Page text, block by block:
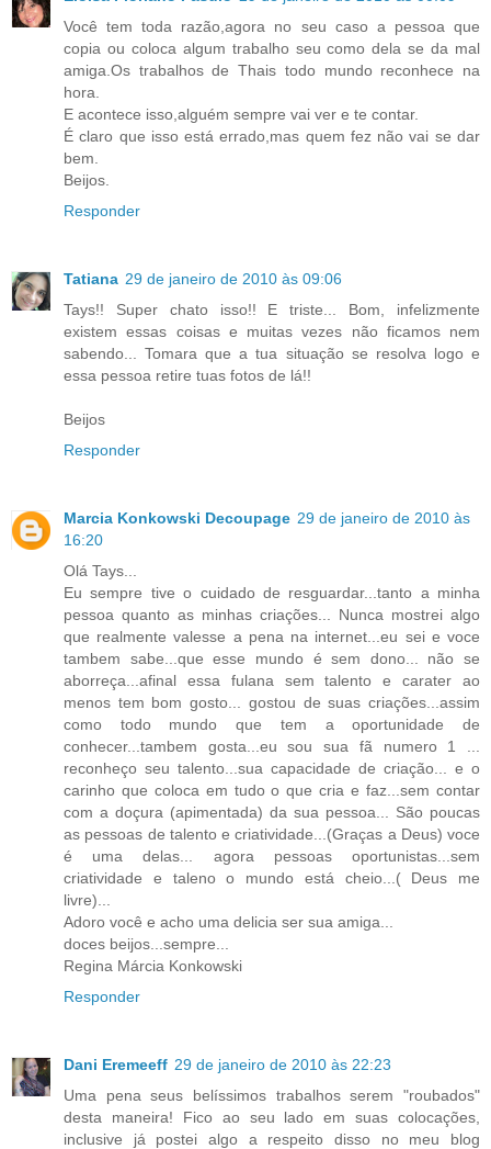
Você tem toda razão,agora no seu caso a pessoa que
copia ou coloca algum trabalho seu como dela se da mal
amiga.Os trabalhos de Thais todo mundo reconhece na
hora.
E acontece isso,alguém sempre vai ver e te contar.
É claro que isso está errado,mas quem fez não vai se dar
bem.
Beijos.
Responder
Tatiana 29 de janeiro de 2010 às 09:06
Tays!! Super chato isso!! E triste... Bom, infelizmente
existem essas coisas e muitas vezes não ficamos nem
sabendo... Tomara que a tua situação se resolva logo e
essa pessoa retire tuas fotos de lá!!
Beijos
Responder
Marcia Konkowski Decoupage 29 de janeiro de 2010 às
16:20
Olá Tays...
Eu sempre tive o cuidado de resguardar...tanto a minha
pessoa quanto as minhas criações... Nunca mostrei algo
que realmente valesse a pena na internet...eu sei e voce
tambem sabe...que esse mundo é sem dono... não se
aborreça...afinal essa fulana sem talento e carater ao
menos tem bom gosto... gostou de suas criações...assim
como todo mundo que tem a oportunidade de
conhecer...tambem gosta...eu sou sua fã numero 1 ...
reconheço seu talento...sua capacidade de criação... e o
carinho que coloca em tudo o que cria e faz...sem contar
com a doçura (apimentada) da sua pessoa... São poucas
as pessoas de talento e criatividade...(Graças a Deus) voce
é uma delas... agora pessoas oportunistas...sem
criatividade e taleno o mundo está cheio...( Deus me
livre)...
Adoro você e acho uma delicia ser sua amiga...
doces beijos...sempre...
Regina Márcia Konkowski
Responder
Dani Eremeeff 29 de janeiro de 2010 às 22:23
Uma pena seus belíssimos trabalhos serem "roubados"
desta maneira! Fico ao seu lado em suas colocações,
inclusive já postei algo a respeito disso no meu blog